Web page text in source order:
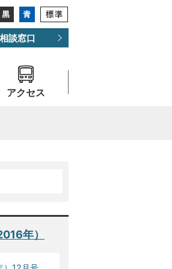
談窓口
アクセス
年）